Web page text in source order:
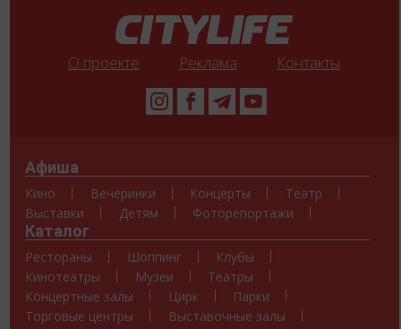
О проекте Реклама Контакты
Афиша
Кино Вечеринки Концерты
Театр
Выставки
Детям Фоторепортажи
Каталог
Рестораны Шоппинг
Клубы
Кинотеатры
Музеи
Театры
Концертные залы
Цирк
Парки
Торговые центры
Выставочные залы